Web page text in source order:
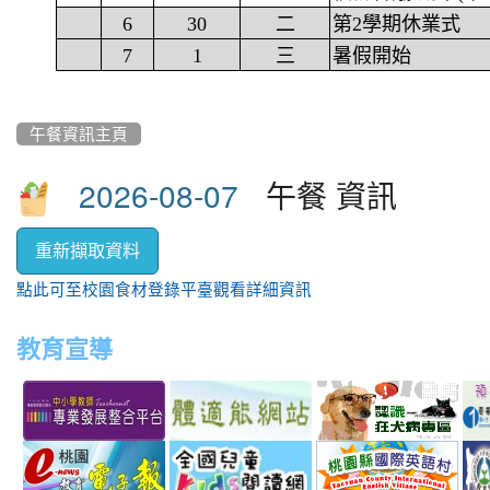
6
30 二
第2學期休業式
7
1 三 暑假開始
午餐資訊主頁
午餐 資訊
重新擷取資料
點此可至校園食材登錄平臺觀看詳細資訊
教育宣導
to
http://teachernet.moe.edu.tw/MAIN/index.aspx
to
https://airtw.epa.gov.tw/
link
to
http://
link
to
link
to
to
link
to